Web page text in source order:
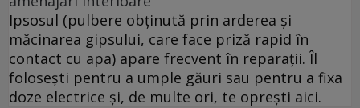
Ipsosul (pulbere obținută prin arderea și
măcinarea gipsului, care face priză rapid în
contact cu apa) apare frecvent în reparații. Îl
folosești pentru a umple găuri sau pentru a fixa
doze electrice și, de multe ori, te oprești aici.